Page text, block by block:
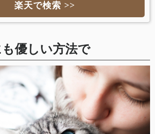
楽天で検索 >>
優しい方法で